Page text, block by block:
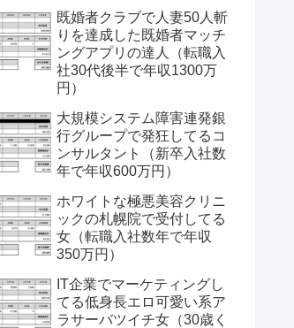
既婚者クラブで人妻50人斬
りを達成した既婚者マッチ
ングアプリの達人（転職入
社30代後半で年収1300万
円）
大規模システム障害連発銀
行グループで発狂してるコ
ンサルタント（新卒入社数
年で年収600万円）
ホワイトな極悪美容クリニ
ックの札幌院で受付してる
女（転職入社数年で年収
350万円）
IT企業でマーケティングし
てる低身長エロ可愛い系ア
ラサーバツイチ女（30歳く